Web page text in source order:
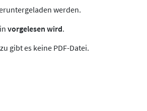
werden.
vorgelesen wird.
gibt es keine PDF-Datei.